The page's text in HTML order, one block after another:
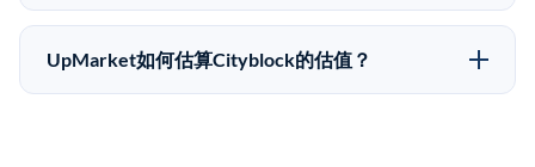
市场条件。任何退出的时间都是不可预测的，投资者应
做好多年持有的准备。
UpMarket上大多数Pre-IPO产品的最低投资金额为
50,000美元。具体金额可能因产品和股份供应情况而有
UpMarket如何估算Cityblock的估值？